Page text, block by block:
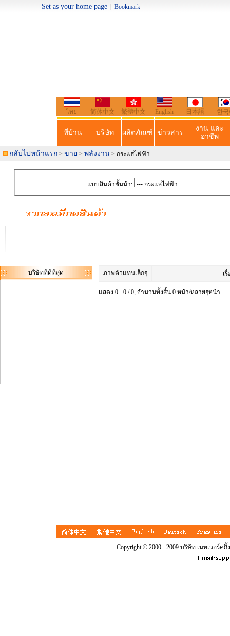
Set as your home page |Bookmark
ไทย 简体中文 繁體中文 English 日本語 한
ที่บ้าน บริษัท ผลิตภัณฑ์ ข่าวสาร
งาน และ
อาชีพ
กลับไปหน้าแรก > ขาย > พลังงาน > กระแสไฟฟ้า
แบบสินค้าชั้นนำ:
บริษัทที่ดีที่สุด ภาพตัวแทนเล็กๆ เ
แสดง 0 - 0 / 0, จำนวนทั้งสิ้น 0 หน้า/หลายๆหน้า
Copyright © 2000 - 2009 บริษัท เนทเวอร์ค